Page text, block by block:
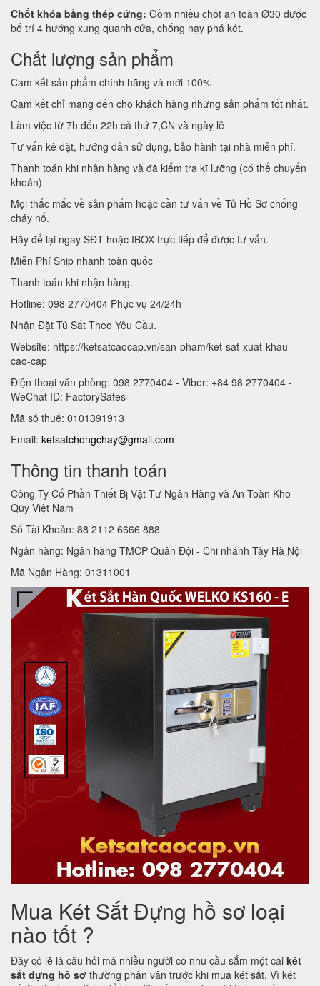
Chốt khóa bằng thép cứng: Gồm nhiều chốt an toàn Ø30 được
bố trí 4 hướng xung quanh cửa, chống nạy phá két.
Chất lượng sản phẩm
Cam kết sản phẩm chính hãng và mới 100%
Cam kết chỉ mang đến cho khách hàng những sản phẩm tốt nhất.
Làm việc từ 7h đến 22h cả thứ 7,CN và ngày lễ
Tư vấn kê đặt, hướng dẫn sử dụng, bảo hành tại nhà miễn phí.
Thanh toán khi nhận hàng và đã kiểm tra kĩ lưỡng (có thể chuyển
khoản)
Mọi thắc mắc về sản phẩm hoặc cần tư vấn về Tủ Hồ Sơ chống
cháy nổ.
Hãy để lại ngay SĐT hoặc IBOX trực tiếp để được tư vấn.
Miễn Phí Ship nhanh toàn quốc
Thanh toán khi nhận hàng.
Hotline: 098 2770404 Phục vụ 24/24h
Nhận Đặt Tủ Sắt Theo Yêu Cầu.
Website: https://ketsatcaocap.vn/san-pham/ket-sat-xuat-khau-
cao-cap
Điện thoại văn phòng: 098 2770404 - Viber: +84 98 2770404 -
WeChat ID: FactorySafes
Mã số thuế: 0101391913
Email: ketsatchongchay@gmail.com
Thông tin thanh toán
Công Ty Cổ Phần Thiết Bị Vật Tư Ngân Hàng và An Toàn Kho
Qũy Việt Nam
Số Tài Khoản: 88 2112 6666 888
Ngân hàng: Ngân hàng TMCP Quân Đội - Chi nhánh Tây Hà Nội
Mã Ngân Hàng: 01311001
Mua Két Sắt Đựng hồ sơ loại
nào tốt ?
Đây có lẽ là câu hỏi mà nhiều người có nhu cầu sắm một cái két
sắt đựng hồ sơ thường phân vân trước khi mua két sắt. Vì két